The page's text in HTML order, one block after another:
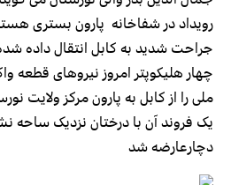
رویداد در شفاخانه پارون بستری
جراحت شدید به کابل انتقال داده
چهار هلیکوپتر امروز نیروهای
ملی را از کابل به پارون مرکز ولایت
یک فروند آن با درختان نزدیک ساحه
دچارعارضه شد